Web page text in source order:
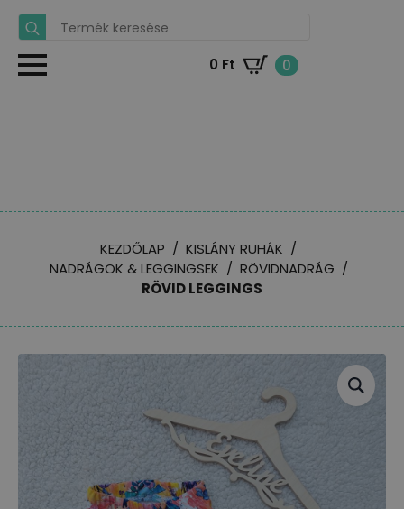
Search
for:
0 Ft 0
KEZDŐLAP
KISLÁNY RUHÁK
NADRÁGOK & LEGGINGSEK
RÖVIDNADRÁG
RÖVID LEGGINGS